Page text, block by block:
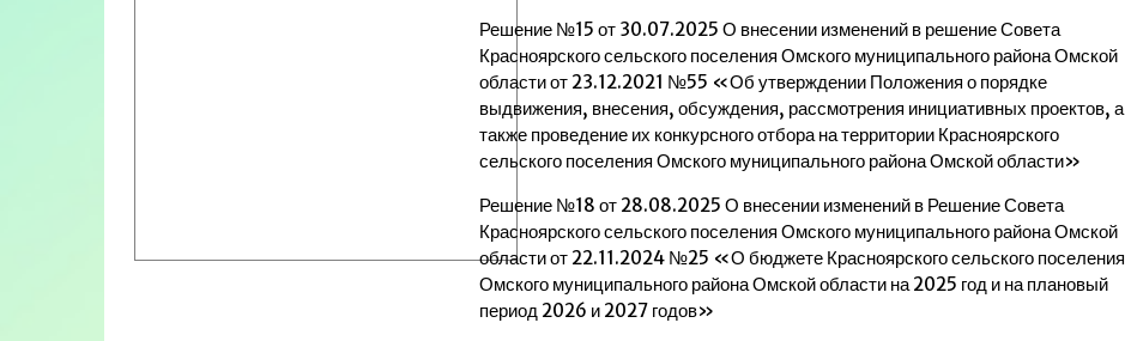
Решение №15 от 30.07.2025 О внесении изменений в решение Совета
Красноярского сельского поселения Омского муниципального района Омской
области от 23.12.2021 №55 «Об утверждении Положения о порядке
выдвижения, внесения, обсуждения, рассмотрения инициативных проектов, а
также проведение их конкурсного отбора на территории Красноярского
сельского поселения Омского муниципального района Омской области»
Решение №18 от 28.08.2025 О внесении изменений в Решение Совета
Красноярского сельского поселения Омского муниципального района Омской
области от 22.11.2024 №25 «О бюджете Красноярского сельского поселения
Омского муниципального района Омской области на 2025 год и на плановый
период 2026 и 2027 годов»